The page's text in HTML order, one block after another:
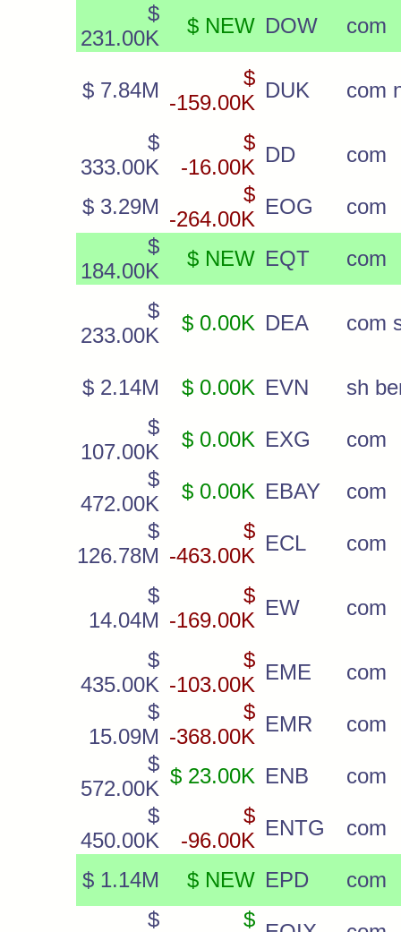
$
231.00K
$ NEW DOW com
$ 7.84M
$
-159.00K
DUK com
$
333.00K
$
-16.00K
DD com
$ 3.29M
$
-264.00K
EOG
com
$
184.00K
$ NEW EQT com
$
233.00K
$ 0.00K DEA com
$ 2.14M $ 0.00K EVN
sh
$
107.00K
$ 0.00K EXG
com
$
472.00K
$ 0.00K EBAY
com
$
126.78M
$
-463.00K
ECL com
$
14.04M
$
-169.00K
EW com
$
435.00K
$
-103.00K
EME
com
$
15.09M
$
-368.00K
EMR
com
$
572.00K
$ 23.00K ENB
com
$
450.00K
$
-96.00K
ENTG com
$ 1.14M $ NEW EPD
com
$
$